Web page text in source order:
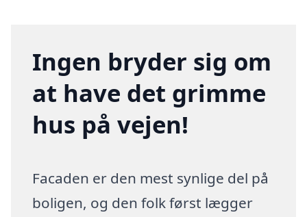
Ingen bryder sig om
at have det grimme
hus på vejen!
Facaden er den mest synlige del på
boligen, og den folk først lægger